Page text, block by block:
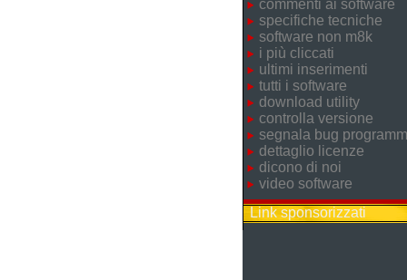
commenti ai software
specifiche tecniche
software non m8k
i più cliccati
ultimi inserimenti
tutti i software
download utility
controlla versione
segnala bug
dettaglio licenze
dicono di noi
video software
Link sponsorizzati